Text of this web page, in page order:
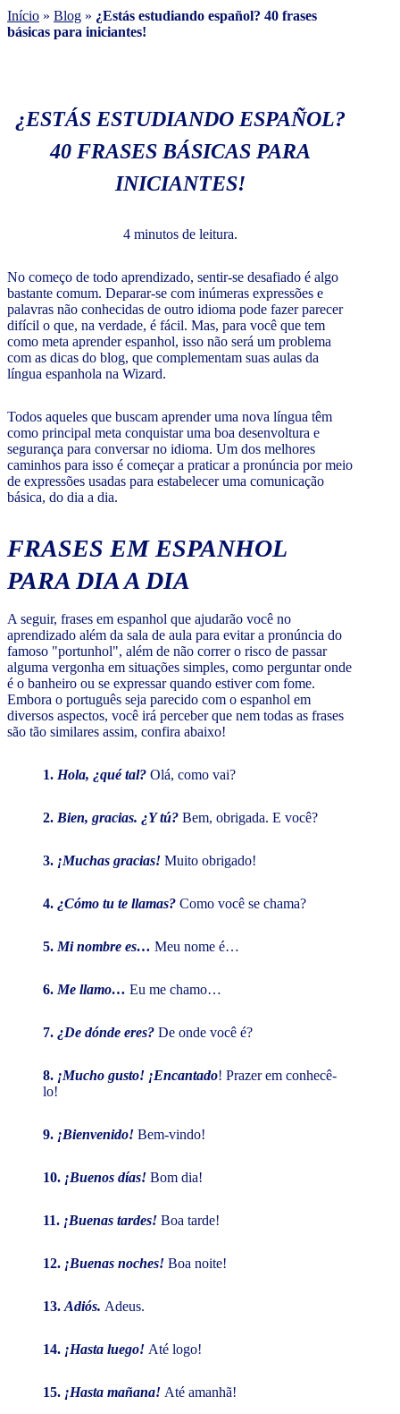
Início » Blog » ¿Estás estudiando español? 40 frases
básicas para iniciantes!
¿ESTÁS ESTUDIANDO ESPAÑOL?
40 FRASES BÁSICAS PARA
INICIANTES!
4 minutos de leitura.
No começo de todo aprendizado, sentir-se desafiado é algo
bastante comum. Deparar-se com inúmeras expressões e
palavras não conhecidas de outro idioma pode fazer parecer
difícil o que, na verdade, é fácil. Mas, para você que tem
como meta aprender espanhol, isso não será um problema
com as dicas do blog, que complementam suas aulas da
língua espanhola na Wizard.
Todos aqueles que buscam aprender uma nova língua têm
como principal meta conquistar uma boa desenvoltura e
segurança para conversar no idioma. Um dos melhores
caminhos para isso é começar a praticar a pronúncia por meio
de expressões usadas para estabelecer uma comunicação
básica, do dia a dia.
FRASES EM ESPANHOL
PARA DIA A DIA
A seguir, frases em espanhol que ajudarão você no
aprendizado além da sala de aula para evitar a pronúncia do
famoso "portunhol", além de não correr o risco de passar
alguma vergonha em situações simples, como perguntar onde
é o banheiro ou se expressar quando estiver com fome.
Embora o português seja parecido com o espanhol em
diversos aspectos, você irá perceber que nem todas as frases
são tão similares assim, confira abaixo!
1. Hola, ¿qué tal? Olá, como vai?
2. Bien, gracias. ¿Y tú? Bem, obrigada. E você?
3. ¡Muchas gracias! Muito obrigado!
4. ¿Cómo tu te llamas? Como você se chama?
5. Mi nombre es… Meu nome é…
6. Me llamo… Eu me chamo…
7. ¿De dónde eres? De onde você é?
8. ¡Mucho gusto! ¡Encantado! Prazer em conhecê-
lo!
9. ¡Bienvenido! Bem-vindo!
10. ¡Buenos días! Bom dia!
11. ¡Buenas tardes! Boa tarde!
12. ¡Buenas noches! Boa noite!
13. Adiós. Adeus.
14. ¡Hasta luego! Até logo!
15. ¡Hasta mañana! Até amanhã!